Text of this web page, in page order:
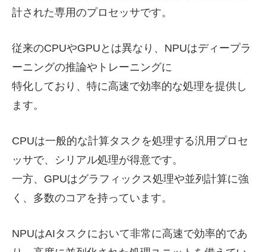
計された専用のプロセッサです。
従来のCPUやGPUとは異なり、NPUはディープラ
ーニングの推論やトレーニングに
特化しており、特に高速で効率的な処理を提供し
ます。
CPUは一般的な計算タスクを処理する汎用プロセ
ッサで、シリアル処理が得意です。
一方、GPUはグラフィックス処理や並列計算に強
く、多数のコアを持っています。
NPUはAIタスクにおいて非常に高速で効率的であ